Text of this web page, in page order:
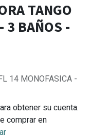
TANGO
3 BAÑOS -
14 MONOFASICA -
obtener su cuenta.
comprar en